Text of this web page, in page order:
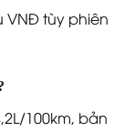
VNĐ tùy phiên
100km, bản